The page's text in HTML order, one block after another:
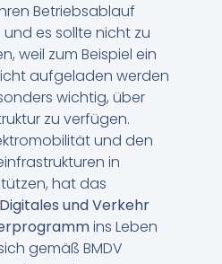
Betriebsablauf
es sollte nicht zu
weil zum Beispiel ein
aufgeladen werden
wichtig, über
zu verfügen.
und den
in
hat das
und Verkehr
ins Leben
gemäß BMDV